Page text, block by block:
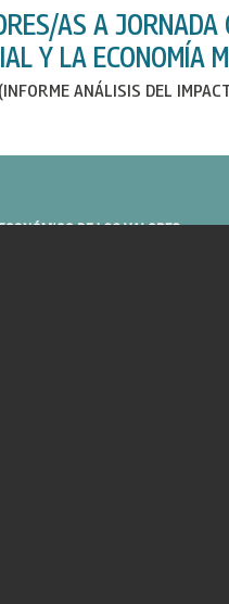
AS A JORNADA
Y LA ECONOMÍA
ANÁLISIS DEL